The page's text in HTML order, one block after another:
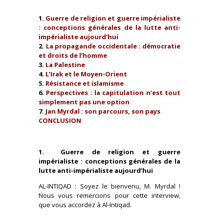
1. Guerre de religion et guerre impérialiste
: conceptions générales de la lutte anti-
impérialiste aujourd’hui
2. La propagande occidentale : démocratie
et droits de l’homme
3. La Palestine
4. L’Irak et le Moyen-Orient
5. Résistance et islamisme
6. Perspectives : la capitulation n’est tout
simplement pas une option
7. Jan Myrdal : son parcours, son pays
CONCLUSION
1. Guerre de religion et guerre
impérialiste : conceptions générales de la
lutte anti-impérialiste aujourd’hui
AL-INTIQAD : Soyez le bienvenu, M. Myrdal !
Nous vous remercions pour cette interview,
que vous accordez à Al-Intiqad.